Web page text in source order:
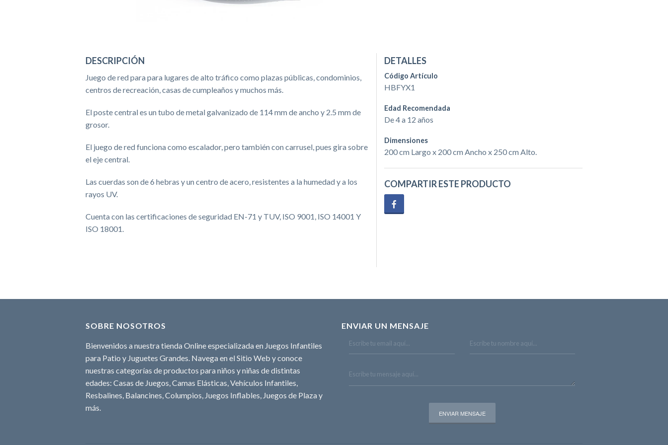
DESCRIPCIÓN
Juego de red para para lugares de alto tráfico como plazas públicas, condominios,
centros de recreación, casas de cumpleaños y muchos más.
El poste central es un tubo de metal galvanizado de 114 mm de ancho y 2.5 mm de
grosor.
El juego de red funciona como escalador, pero también con carrusel, pues gira sobre
el eje central.
Las cuerdas son de 6 hebras y un centro de acero, resistentes a la humedad y a los
rayos UV.
Cuenta con las certificaciones de seguridad EN-71 y TUV, ISO 9001, ISO 14001 Y
ISO 18001.
DETALLES
Código Artículo
HBFYX1
Edad Recomendada
De 4 a 12 años
Dimensiones
200 cm Largo x 200 cm Ancho x 250 cm Alto.
COMPARTIR ESTE PRODUCTO
SOBRE NOSOTROS
Bienvenidos a nuestra tienda Online especializada en Juegos Infantiles
para Patio y Juguetes Grandes. Navega en el Sitio Web y conoce
nuestras categorías de productos para niños y niñas de distintas
edades: Casas de Juegos, Camas Elásticas, Vehículos Infantiles,
Resbalines, Balancines, Columpios, Juegos Inflables, Juegos de Plaza y
más.
ENVIAR UN MENSAJE